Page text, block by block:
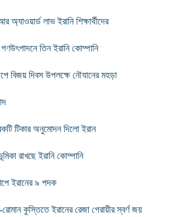
লাভ ইরানি শিক্ষার্থীদের
তিন ইরানি কোম্পানি
বিজয় দিবস উপলক্ষে নৌযানের মহড়া
টিকার অনুমোদন দিলো ইরান
রাখছে ইরানি কোম্পানি
ইরানের ৯ পদক
কুস্তিতে ইরানের রেজা গেরায়ীর স্বর্ণ জয়